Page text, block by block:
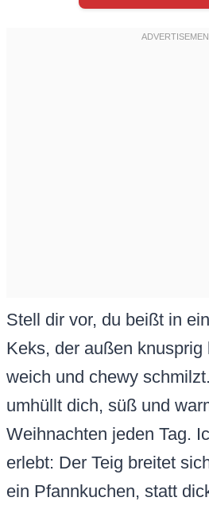
Stell dir vor, du beißt in
Keks, der außen knusprig
weich und chewy
umhüllt dich, süß und
Weihnachten jeden Tag.
erlebt: Der Teig breitet
ein Pfannkuchen, statt